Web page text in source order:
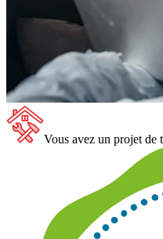
Vous avez un projet de